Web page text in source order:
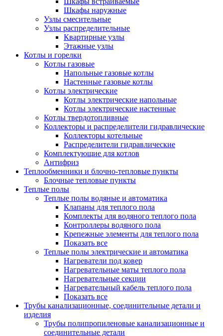
Шкафы наружные
Узлы смесительные
Узлы распределительные
Квартирные узлы
Этажные узлы
Котлы и горелки
Котлы газовые
Напольные газовые котлы
Настенные газовые котлы
Котлы электрические
Котлы электрические напольные
Котлы электрические настенные
Котлы твердотопливные
Коллекторы и распределители гидравлические
Коллекторы котельные
Распределители гидравлические
Комплектующие для котлов
Антифриз
Теплообменники и блочно-тепловые пункты
Блочные тепловые пункты
Теплые полы
Теплые полы водяные и автоматика
Клапаны для теплого пола
Комплекты для водяного теплого пола
Контроллеры водяного пола
Крепежные элементы для теплого пола
Показать все
Теплые полы электрические и автоматика
Нагреватели под ковер
Нагревательные маты теплого пола
Нагревательные секции
Нагревательный кабель теплого пола
Показать все
Трубы канализационные, соединительные детали и
изделия
Трубы полипропиленовые канализационные и
соединительные детали